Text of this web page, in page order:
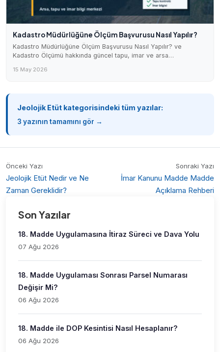
Kadastro Müdürlüğüne Ölçüm Başvurusu Nasıl Yapılır?
Kadastro Müdürlüğüne Ölçüm Başvurusu Nasıl Yapılır? ve
Kadastro Ölçümü hakkında güncel tapu, imar ve arsa…
15 May 2026
Jeolojik Etüt kategorisindeki tüm yazılar:
3 yazının tamamını gör →
Önceki Yazı
Jeolojik Etüt Nedir ve Ne
Zaman Gereklidir?
Sonraki Yazı
İmar Kanunu Madde Madde
Açıklama Rehberi
Son Yazılar
18. Madde Uygulamasına İtiraz Süreci ve Dava Yolu
07 Ağu 2026
18. Madde Uygulaması Sonrası Parsel Numarası
Değişir Mi?
06 Ağu 2026
18. Madde ile DOP Kesintisi Nasıl Hesaplanır?
06 Ağu 2026